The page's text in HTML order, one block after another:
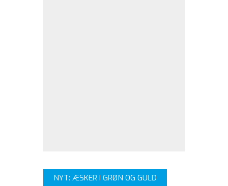
NYT: ÆSKER I GRØN OG GULD